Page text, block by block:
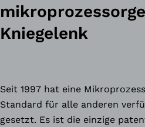
Kniegelenk
Seit 1997 hat eine
Standard für alle anderen
gesetzt. Es ist die einzige